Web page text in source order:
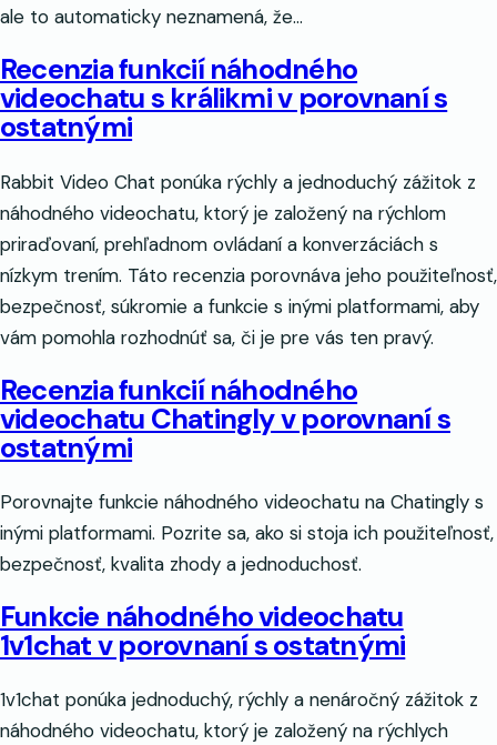
ale to automaticky neznamená, že...
Recenzia funkcií náhodného
videochatu s králikmi v porovnaní s
ostatnými
Rabbit Video Chat ponúka rýchly a jednoduchý zážitok z
náhodného videochatu, ktorý je založený na rýchlom
priraďovaní, prehľadnom ovládaní a konverzáciách s
nízkym trením. Táto recenzia porovnáva jeho použiteľnosť,
bezpečnosť, súkromie a funkcie s inými platformami, aby
vám pomohla rozhodnúť sa, či je pre vás ten pravý.
Recenzia funkcií náhodného
videochatu Chatingly v porovnaní s
ostatnými
Porovnajte funkcie náhodného videochatu na Chatingly s
inými platformami. Pozrite sa, ako si stoja ich použiteľnosť,
bezpečnosť, kvalita zhody a jednoduchosť.
Funkcie náhodného videochatu
1v1chat v porovnaní s ostatnými
1v1chat ponúka jednoduchý, rýchly a nenáročný zážitok z
náhodného videochatu, ktorý je založený na rýchlych